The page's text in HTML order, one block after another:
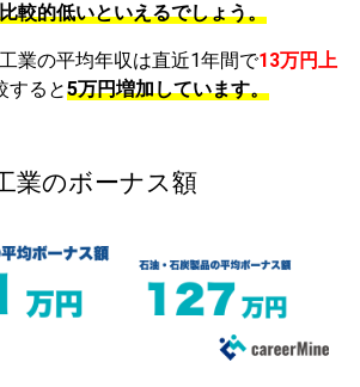
較的低いといえるでしょう。
業の平均年収は直近1年間で13万円上
すると5万円増加しています。
業のボーナス額